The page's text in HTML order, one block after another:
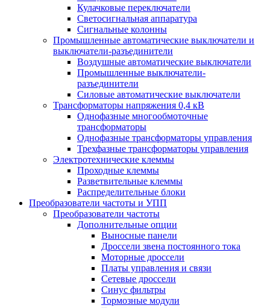
Кулачковые переключатели
Светосигнальная аппаратура
Сигнальные колонны
Промышленные автоматические выключатели и
выключатели-разъединители
Воздушные автоматические выключатели
Промышленные выключатели-
разъединители
Силовые автоматические выключатели
Трансформаторы напряжения 0,4 кВ
Однофазные многообмоточные
трансформаторы
Однофазные трансформаторы управления
Трехфазные трансформаторы управления
Электротехнические клеммы
Проходные клеммы
Разветвительные клеммы
Распределительные блоки
Преобразователи частоты и УПП
Преобразователи частоты
Дополнительные опции
Выносные панели
Дроссели звена постоянного тока
Моторные дроссели
Платы управления и связи
Сетевые дроссели
Синус фильтры
Тормозные модули